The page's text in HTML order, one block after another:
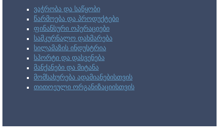
ვაჭრობა და საწყობი
წარმოება და პროდუქტები
ფინანსური ოპერაციები
სამკურნალო დახმარება
სილამაზის ინდუსტრია
სპორტი და დასვენება
მანქანები და მიტანა
მომსახურება ადამიანებისთვის
თითოეული ორგანიზაციისთვის